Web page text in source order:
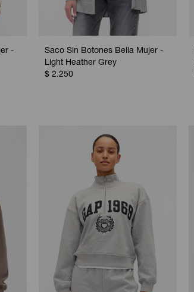
-
Saco Sin Botones Bella Mujer -
Light Heather Grey
$ 2.250